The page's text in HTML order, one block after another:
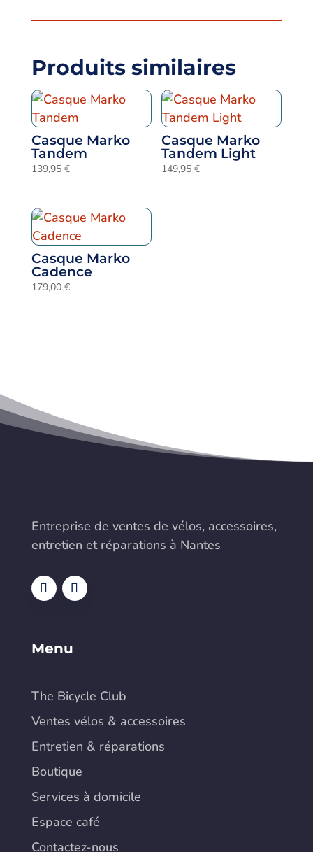
Produits similaires
Casque Marko
Tandem
139,95 €
Casque Marko
Tandem Light
149,95€
Casque Marko
Cadence
179,00 €
Entreprise de ventes de vélos, accessoires,
entretien et réparations à Nantes
Menu
The Bicycle Club
Ventes vélos & accessoires
Entretien & réparations
Boutique
Services à domicile
Espace café
Contactez-nous